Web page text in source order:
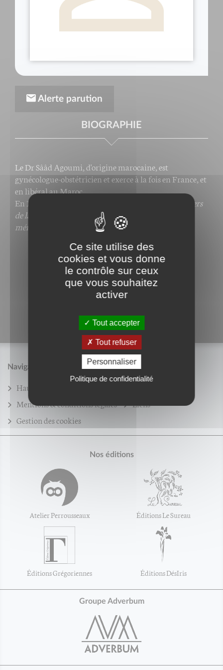
Alerte parution
BIOGRAPHIE
Le Dr Sââd Agoumi, d'origine marocaine, est
gynécologue-obstétricien et exerce à la fois en France, et
en libéral au Maroc.
En 1992, il s'est déjà adressé aux femmes dans l'
Univers
de la grossesse
et, en 2001, dansBien vivre sa
ménopause
, deux ouvrages publiés au Maroc.
Navigation
Haut de page
Mentions & conditions légales
Liens
Gestion des cookies
Nos éditions
Atelier Perrousseaux Éditions Le Sureau
Éditions Grégoriennes Éditions DésIris
Groupe Adverbum
Ce site utilise des
cookies et vous donne
le contrôle sur ceux
que vous souhaitez
activer
Tout accepter
Tout refuser
Personnaliser
Politique de confidentialité